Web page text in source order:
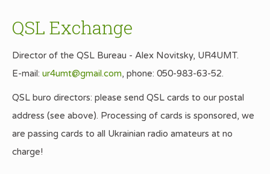
QSL Exchange
Director of the QSL Bureau - Alex Novitsky, UR4UMT.
E-mail: ur4umt@gmail.com, phone: 050-983-63-52.
QSL buro directors: please send QSL cards to our postal
address (see above). Processing of cards is sponsored, we
are passing cards to all Ukrainian radio amateurs at no
charge!